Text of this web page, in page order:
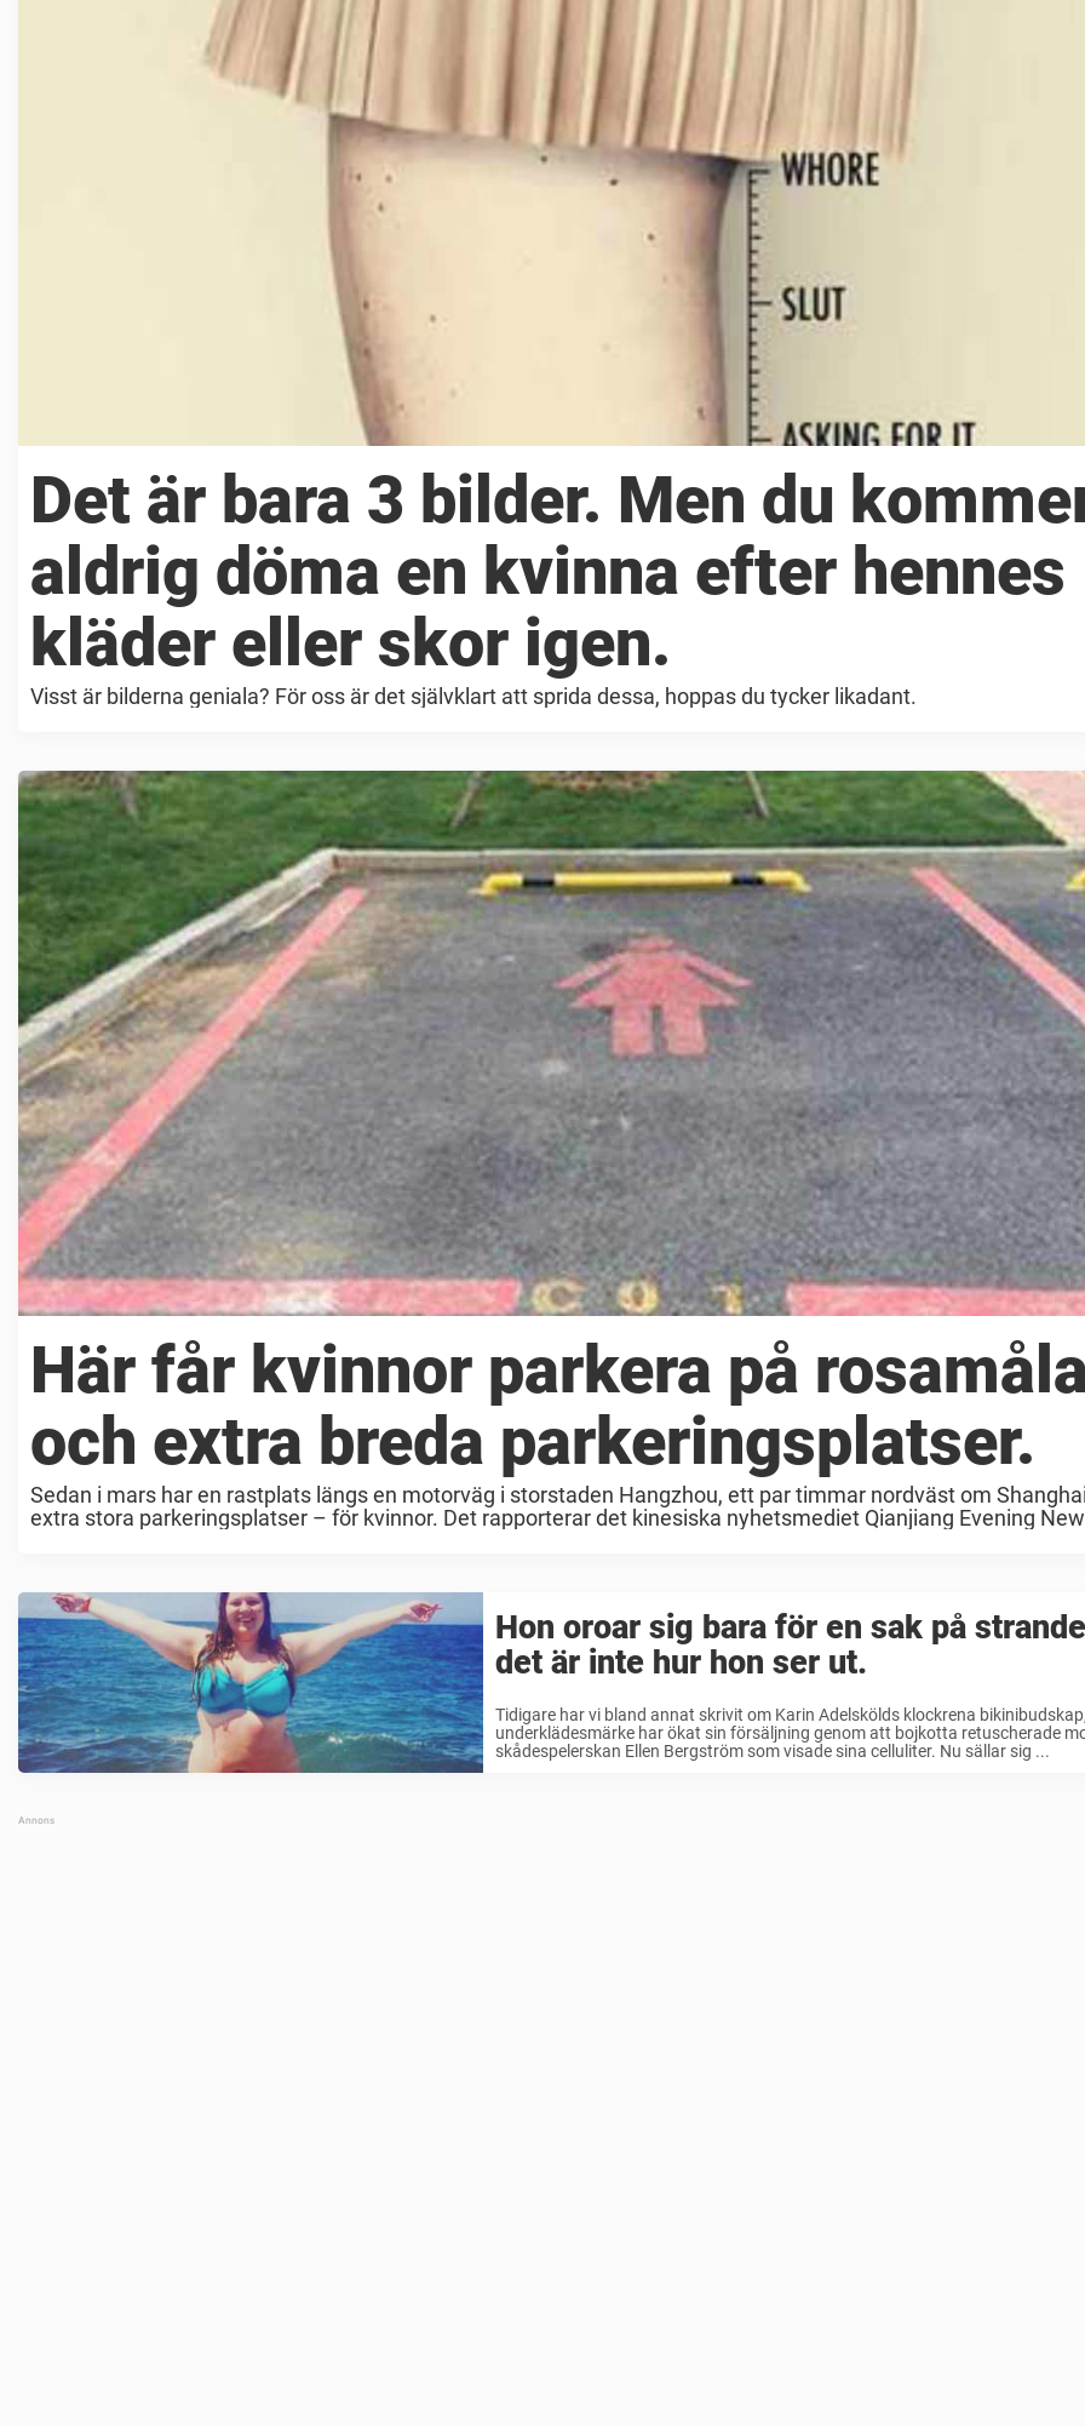
Det är bara 3 bilder. Men du
aldrig döma en kvinna efter hennes
kläder eller skor igen.
Visst är bilderna geniala? För oss är det självklart att sprida dessa, hoppas du tycker likadant.
Här får kvinnor parkera på
och extra breda parkeringsplatser.
Sedan i mars har en rastplats längs en motorväg i storstaden Hangzhou, ett par timmar nordväst om
extra stora parkeringsplatser – för kvinnor. Det rapporterar det kinesiska nyhetsmediet Qianjiang Evening
Hon oroar sig bara för en sak på
det är inte hur hon ser ut.
Tidigare har vi bland annat skrivit om Karin Adelskölds klockrena
underklädesmärke har ökat sin försäljning genom att bojkotta retuscherade
skådespelerskan Ellen Bergström som visade sina celluliter. Nu sällar sig ...